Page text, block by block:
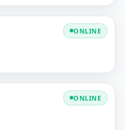
ONLINE
ONLINE